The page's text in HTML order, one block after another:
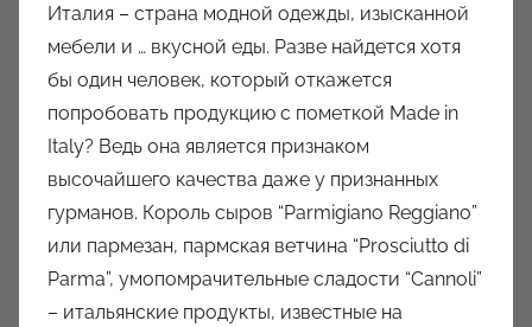
т
о
р
о
м
a
u
k
c
Италия – страна модной одежды, изысканной
мебели и … вкусной еды. Разве найдется хотя
бы один человек, который откажется
попробовать продукцию с пометкой Made in
Italy? Ведь она является признаком
высочайшего качества даже у признанных
гурманов. Король сыров “Parmigiano Reggiano”
или пармезан, пармская ветчина “Prosciutto di
Parma”, умопомрачительные сладости “Cannoli”
– итальянские продукты, известные на